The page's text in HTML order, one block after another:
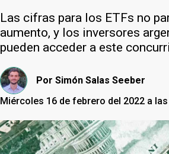
Las cifras para los ETFs no
aumento, y los inversores
pueden acceder a este
Por Simón Salas Seeber
Miércoles 16 de febrero del 2022 a las